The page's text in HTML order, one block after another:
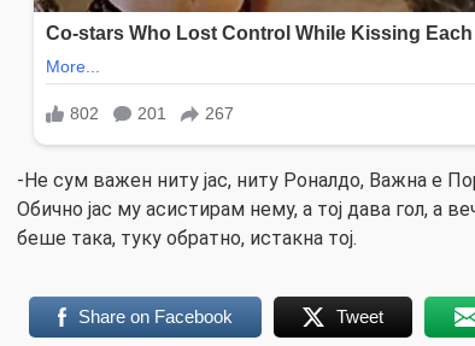
-Не сум важен ниту јас, ниту Роналдо, Важна е
Обично јас му асистирам нему, а тој дава гол, а
беше така, туку обратно, истакна тој.
Share on Facebook Tweet